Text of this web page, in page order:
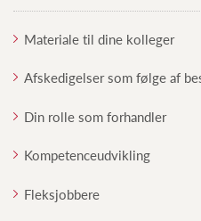
Materiale til dine kolleger
Afskedigelser som følge af
Din rolle som forhandler
Kompetenceudvikling
Fleksjobbere